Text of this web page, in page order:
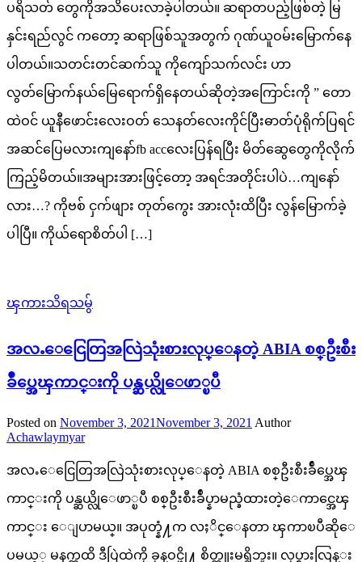
ပရိသတ် တွေကိုအသိပေးလာခဲ့ပါတယ်။ ဆရာတပည့်ဖြစ်တဲ့ မြ
နှင်းရည်လွင် ကတော့ ဆရာဖြစ်သူအတွက် ဂုဏ်ယူဝမ်းမြောက်နေ
ပါတယ်။သတင်းတင်ဆက်သူ ကိုကျော်သက်လင်း ဟာ
လွတ်မြောက်နယ်မြေရောက်ရှိနေတယ်ဆိုတဲ့အကြောင်းကို ” တော
ထဲဝင် ယူနီဖောင်းလေးဝတ် သေနတ်လေးကိုင်ပြီးဓာတ်ပုံရိုက်ပြရင်
အဆင်ပြေမလားကျနော်fb accလေးပြန်ရပြီး မိတ်ဆွေတွေကိုလိုက်
ကြည့်မိတယ်။အများအားဖြင့်တော့ အရင်အတိုင်းပါပဲ…ကျနော်
လား…? ကိုဗစ် ငှက်ဖျား တုတ်ကွေး အားလုံးထိပြီး လွန်မြောက်ခဲ့
ပါပြီ။ ကိုယ်ရောစိတ်ပါ […]
ၾကားသိရသမွ်
အလႉေငြေတြအလြဲသုံးစားလုပ္ေနတဲ့ ABIA စစ္ဦးစီး
ခ်ဳပ္အေၾကာင္းကို ပန္ဆယ္လိုေဖာ္ၿပီ
Posted on November 3, 2021November 3, 2021 Author
Achawlaymyar
အလႉေငြေတြအလြဲသုံးစားလုပ္ေနတဲ့ ABIA စစ္ဦးစီးခ်ဳပ္အေၾ
ကာင္းကို ပန္ဆယ္လိုေဖာ္ၿပီ စစ္ဦးစီးခ်ဳပ္နာမည္ခံထားတဲ့ေကာင္အေၾ
ကာင္း ေျပာမယ္။ အပုတ္နံ႔က လႈိင္ေနတာ ၾကာၿပီဆိုေ
ပမယ့္ မနက္ကထိ ဒီပြဲထဲကို ခုန္ဝင္ဖို႔ စိတ္ကူးမရွိဘူး။ လုပ္စားလြန္း